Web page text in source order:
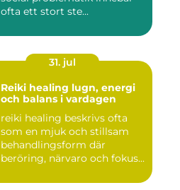
ofta ett stort ste...
31. jul
Reiki healing lugn, energi
och balans i vardagen
reiki healing beskrivs ofta
som en mjuk och stillsam
behandlingsform där
beröring, närvaro och fokus...